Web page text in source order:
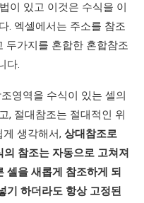
이 있고 이것은 수식을 이
. 엑셀에서는 주소를 참조
두가지를 혼합한 혼합참조
다.
영역을 수식이 있는 셀의
, 절대참조는 절대적인 위
생각해서, 상대참조로
참조는 자동으로 고쳐져
셀을 새롭게 참조하게 되
기 하더라도 항상 고정된